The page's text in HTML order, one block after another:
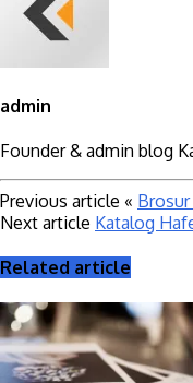
admin
Founder & admin blog
Previous article «
Next article Katalog
Related article